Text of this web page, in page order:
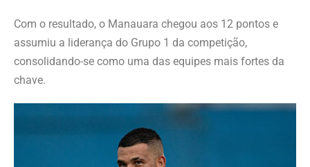
Com o resultado, o Manauara chegou aos 12 pontos e
assumiu a liderança do Grupo 1 da competição,
consolidando-se como uma das equipes mais fortes da
chave.